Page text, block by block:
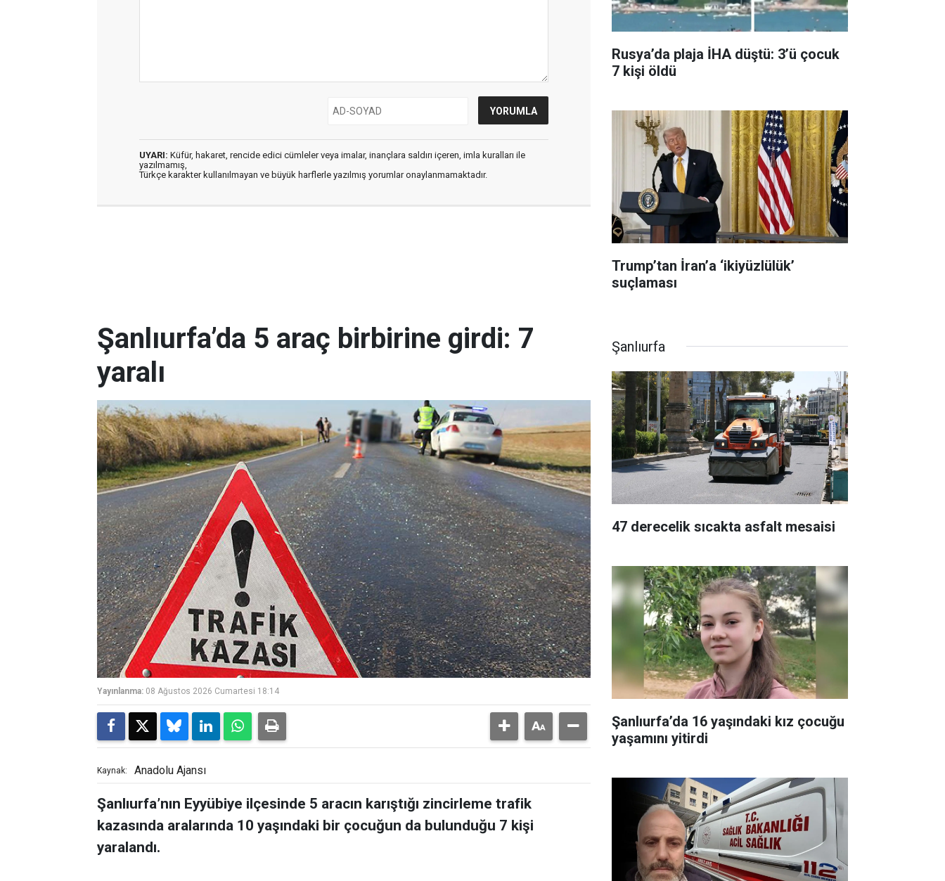
UYARI: Küfür, hakaret, rencide edici cümleler veya imalar, inançlara saldırı içeren, imla kuralları ile
yazılmamış,
Türkçe karakter kullanılmayan ve büyük harflerle yazılmış yorumlar onaylanmamaktadır.
Rusya’da plaja İHA düştü: 3’ü çocuk
7 kişi öldü
Trump’tan İran’a ‘ikiyüzlülük’
suçlaması
Şanlıurfa’da 5 araç birbirine girdi: 7
yaralı
Yayınlanma: 08 Ağustos 2026 Cumartesi 18:14
Kaynak: Anadolu Ajansı
Şanlıurfa’nın Eyyübiye ilçesinde 5 aracın karıştığı zincirleme trafik
kazasında aralarında 10 yaşındaki bir çocuğun da bulunduğu 7 kişi
yaralandı.
Şanlıurfa
47 derecelik sıcakta asfalt mesaisi
Şanlıurfa’da 16 yaşındaki kız çocuğu
yaşamını yitirdi